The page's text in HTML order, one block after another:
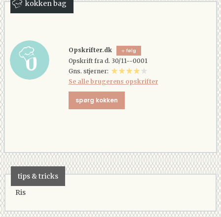
kokken bag
Opskrifter.dk følg
Opskrift fra d. 30/11--0001
Gns. stjerner:
Se alle brugerens opskrifter
spørg kokken
tips & tricks
Ris